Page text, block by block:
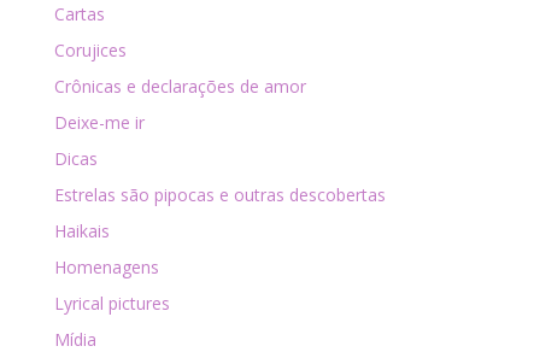
Cartas
Corujices
Crônicas e declarações de amor
Deixe-me ir
Dicas
Estrelas são pipocas e outras descobertas
Haikais
Homenagens
Lyrical pictures
Mídia